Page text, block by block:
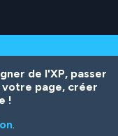
de l'XP, passer
votre page, créer
!
.